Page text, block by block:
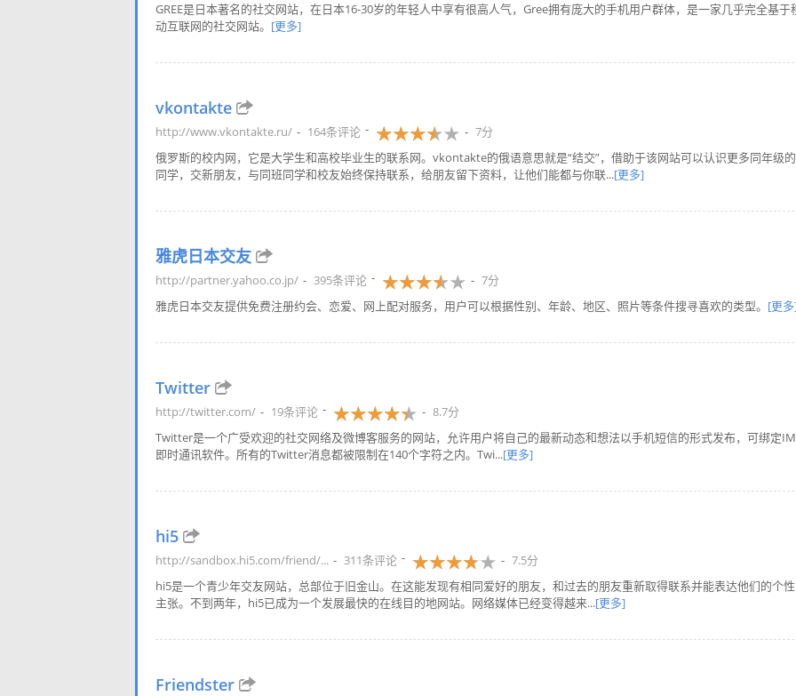
GREE是日本著名的社交网站，在日本16-30岁的年轻人中享有很高人气，Gree拥有庞大的手机用户群体，是一家几乎完全基于
动互联网的社交网站。 [更多]
vkontakte
http://www.vkontakte.ru/ 164条评论
7分
俄罗斯的校内网，它是大学生和高校毕业生的联系网。vkontakte的俄语意思就是“结交”，借助于该网站可以认识更多同年级的
同学，交新朋友，与同班同学和校友始终保持联系，给朋友留下资料，让他们能都与你联...[更多]
雅虎日本交友
http://partner.yahoo.co.jp/ 395条评论
7分
雅虎日本交友提供免费注册约会、恋爱、网上配对服务，用户可以根据性别、年龄、地区、照片等条件搜寻喜欢的类型。 [更
Twitter
http://twitter.com/ 19条评论
8.7分
Twitter是一个广受欢迎的社交网络及微博客服务的网站，允许用户将自己的最新动态和想法以手机短信的形式发布，可绑定IM
即时通讯软件。所有的Twitter消息都被限制在140个字符之内。Twi...[更多]
hi5
http://sandbox.hi5.com/friend/... 311条评论
7.5分
hi5是一个青少年交友网站，总部位于旧金山。在这能发现有相同爱好的朋友，和过去的朋友重新取得联系并能表达他们的个性
主张。不到两年，hi5已成为一个发展最快的在线目的地网站。网络媒体已经变得越来...[更多]
Friendster